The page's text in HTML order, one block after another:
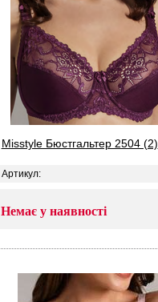
Misstyle Бюстгальтер 2504 (2)
Артикул:
Немає у наявності